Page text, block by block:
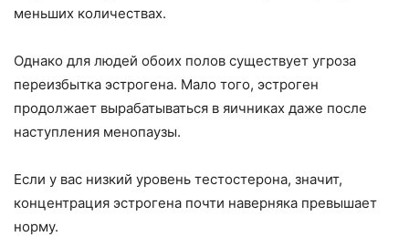
меньших количествах.
Однако для людей обоих полов существует угроза
переизбытка эстрогена. Мало того, эстроген
продолжает вырабатываться в яичниках даже после
наступления менопаузы.
Если у вас низкий уровень тестостерона, значит,
концентрация эстрогена почти наверняка превышает
норму.